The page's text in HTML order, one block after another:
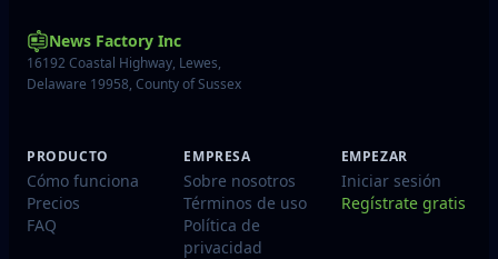
News Factory Inc
16192 Coastal Highway, Lewes,
Delaware 19958, County of Sussex
PRODUCTO
Cómo funciona
Precios
FAQ
EMPRESA
Sobre nosotros
Términos de uso
Política de
privacidad
EMPEZAR
Iniciar sesión
Regístrate gratis